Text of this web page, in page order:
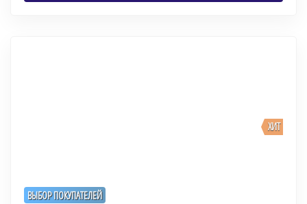
ВЫБОР ПОКУПАТЕЛЕЙ
ХИТ